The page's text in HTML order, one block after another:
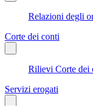
Relazioni degli
Corte dei conti
Rilievi Corte dei
Servizi erogati